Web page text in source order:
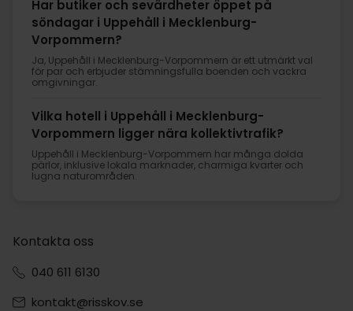
Har butiker och sevärdheter öppet på
söndagar i Uppehåll i Mecklenburg-
Vorpommern?
Ja, Uppehåll i Mecklenburg-Vorpommern är ett utmärkt val
för par och erbjuder stämningsfulla boenden och vackra
omgivningar.
Vilka hotell i Uppehåll i Mecklenburg-
Vorpommern ligger nära kollektivtrafik?
Uppehåll i Mecklenburg-Vorpommern har många dolda
pärlor, inklusive lokala marknader, charmiga kvarter och
lugna naturområden.
Kontakta oss
040 611 6130
kontakt@risskov.se